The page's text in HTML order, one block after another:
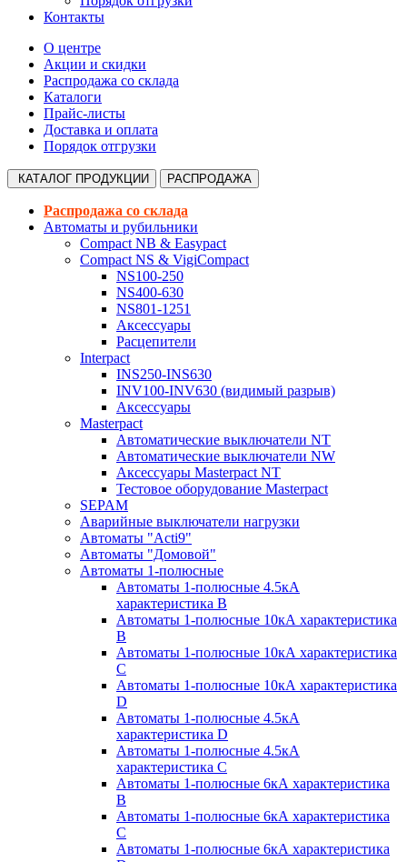
Контакты
О центре
Акции и скидки
Распродажа со склада
Каталоги
Прайс-листы
Доставка и оплата
Порядок отгрузки
КАТАЛОГ ПРОДУКЦИИ РАСПРОДАЖА
Распродажа со склада
Автоматы и рубильники
Compact NB & Easypact
Compact NS & VigiCompact
NS100-250
NS400-630
NS801-1251
Аксессуары
Расцепители
Interpact
INS250-INS630
INV100-INV630 (видимый разрыв)
Аксессуары
Masterpact
Автоматические выключатели NT
Автоматические выключатели NW
Аксессуары Masterpact NT
Тестовое оборудование Masterpact
SEPAM
Аварийные выключатели нагрузки
Автоматы "Acti9"
Автоматы "Домовой"
Автоматы 1-полюсные
Автоматы 1-полюсные 4.5кА
характеристика В
Автоматы 1-полюсные 10кА характеристика
B
Автоматы 1-полюсные 10кА характеристика
C
Автоматы 1-полюсные 10кА характеристика
D
Автоматы 1-полюсные 4.5кА
характеристика D
Автоматы 1-полюсные 4.5кА
характеристика С
Автоматы 1-полюсные 6кА характеристика
B
Автоматы 1-полюсные 6кА характеристика
C
Автоматы 1-полюсные 6кА характеристика